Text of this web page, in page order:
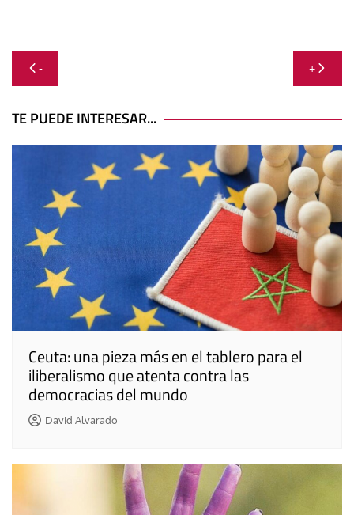
Navegación
de
entradas
- +
TE PUEDE INTERESAR...
Ceuta: una pieza más en el tablero para el
iliberalismo que atenta contra las
democracias del mundo
David Alvarado